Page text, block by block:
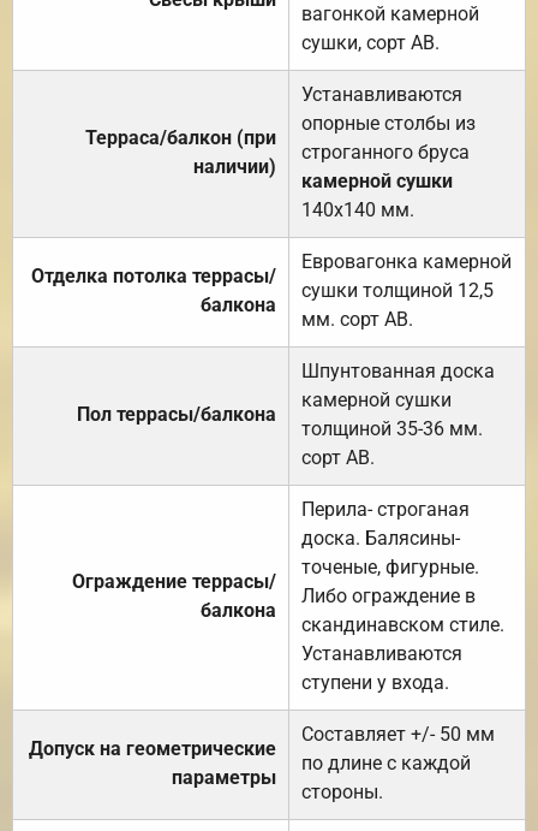
вагонкой камерной
сушки, сорт АВ.
Терраса/балкон (при
наличии)
Устанавливаются
опорные столбы из
строганного бруса
камерной сушки
140х140 мм.
Отделка потолка террасы/
балкона
Евровагонка камерной
сушки толщиной 12,5
мм. сорт АВ.
Пол террасы/балкона
Шпунтованная доска
камерной сушки
толщиной 35-36 мм.
сорт АВ.
Ограждение террасы/
балкона
Перила- строганая
доска. Балясины-
точеные, фигурные.
Либо ограждение в
скандинавском стиле.
Устанавливаются
ступени у входа.
Допуск на геометрические
параметры
Составляет +/- 50 мм
по длине с каждой
стороны.